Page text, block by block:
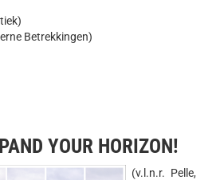
Betrekkingen)
YOUR HORIZON!
(v.l.n.r. Pelle,